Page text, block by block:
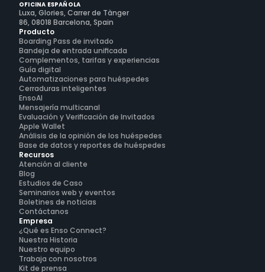
OFICINA ESPAÑOLA
Luxa, Glories, Carrer de Tànger
86, 08018 Barcelona, Spain
Producto
Boarding Pass de invitado
Bandeja de entrada unificada
Complementos, tarifas y experiencias
Guía digital
Automatizaciones para huéspedes
Cerraduras inteligentes
EnsoAI
Mensajería multicanal
Evaluación y Verificación de Invitados
Apple Wallet
Análisis de la opinión de los huéspedes
Base de datos y reportes de huéspedes
Recursos
Atención al cliente
Blog
Estudios de Caso
Seminarios web y eventos
Boletines de noticias
Contáctanos
Empresa
¿Qué es Enso Connect?
Nuestra Historia
Nuestro equipo
Trabaja con nosotros
Kit de prensa